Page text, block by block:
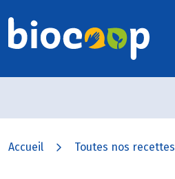
Accueil Toutes nos recettes